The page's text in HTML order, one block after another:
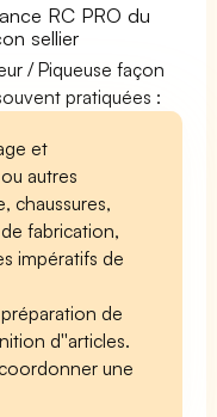
RC PRO du
sellier
/ Piqueuse façon
pratiquées :
et
autres
chaussures,
fabrication,
impératifs de
de
d''articles.
une